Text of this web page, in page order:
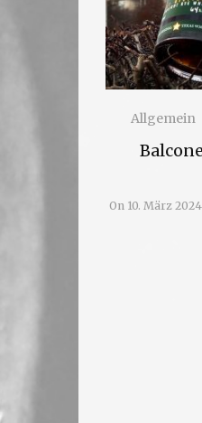
Allgemein
On 10. März 2024